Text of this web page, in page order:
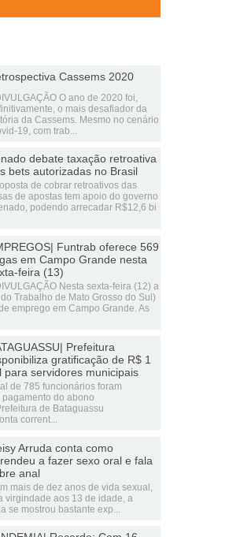
Cassems 2020
O ano de 2020 foi,
o mais desafiador da
da Cassems. Mesmo no cenário
19, com trab...
debate taxação retroativa
bets autorizadas no Brasil
de cobrar retroativos das
de apostas tem apoio do governo
podendo arrecadar R$12,6 bi
Funtrab oferece 569
em Campo Grande nesta
feira (13)
Nesta sexta-feira (12) a
Trabalho de Mato Grosso do Sul)
emprego em Campo Grande. As
Prefeitura
gratificação de R$ 1
para servidores municipais
de 785 funcionários foram
do abono
de Bataguassu
corrent...
Arruda conta como
a fazer sexo oral e fala
anal
mais de dez anos de vida sexual,
virgindade aos 13 de idade, a
se mostrou bastante exp...